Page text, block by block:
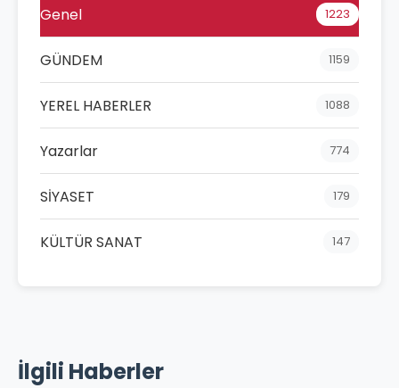
Genel 1223
GÜNDEM 1159
YEREL HABERLER 1088
Yazarlar 774
SİYASET 179
KÜLTÜR SANAT 147
İlgili Haberler